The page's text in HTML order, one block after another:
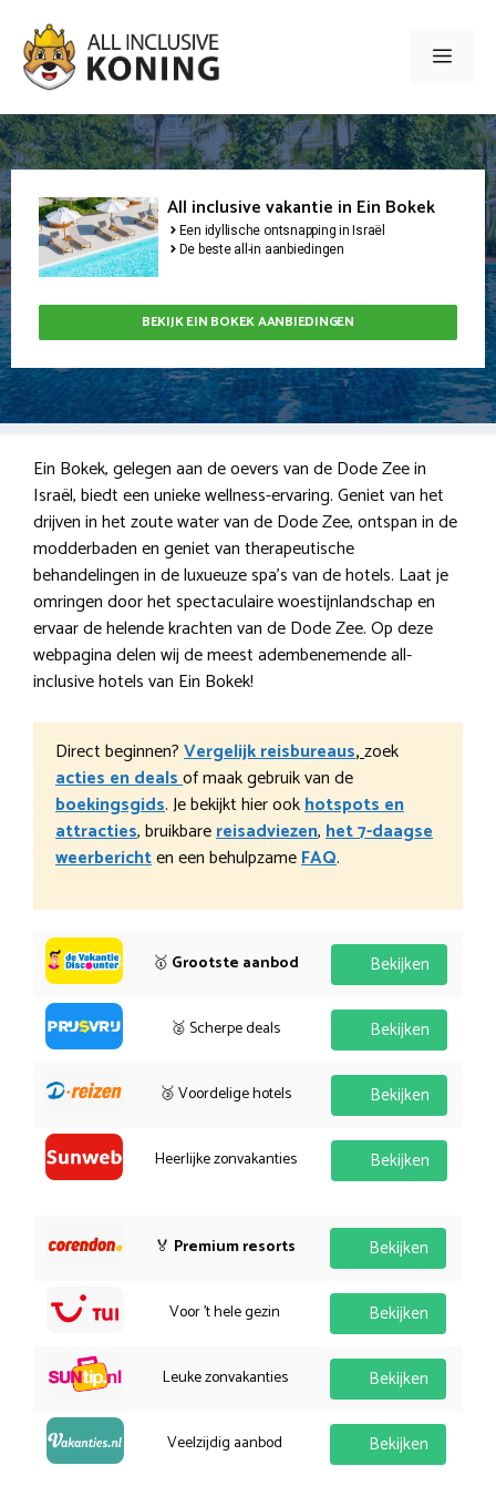
naar
inhoud
Menu
All inclusive vakantie in Ein Bokek
Een idyllische ontsnapping in Israël
De beste all-in aanbiedingen
BEKIJK EIN BOKEK AANBIEDINGEN
Ein Bokek, gelegen aan de oevers van de Dode Zee in
Israël, biedt een unieke wellness-ervaring. Geniet van het
drijven in het zoute water van de Dode Zee, ontspan in de
modderbaden en geniet van therapeutische
behandelingen in de luxueuze spa’s van de hotels. Laat je
omringen door het spectaculaire woestijnlandschap en
ervaar de helende krachten van de Dode Zee. Op deze
webpagina delen wij de meest adembenemende all-
inclusive hotels van Ein Bokek!
Direct beginnen?Vergelijk reisbureaus,zoek
acties en dealsof maak gebruik van de
boekingsgids. Je bekijkt hier ookhotspots en
attracties, bruikbarereisadviezen,het 7-daagse
weerberichten een behulpzameFAQ.
🥇 Grootste aanbod Bekijken
🥈 Scherpe deals Bekijken
🥉 Voordelige hotels Bekijken
Heerlijke zonvakanties Bekijken
🏅 Premium resorts Bekijken
Voor 't hele gezin Bekijken
Leuke zonvakanties Bekijken
Veelzijdig aanbod Bekijken